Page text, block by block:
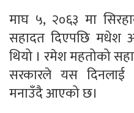
माघ ५, २०६३ मा
सहादत दिएपछि मधेश
थियो । रमेश महतोको
सरकारले यस दिनलाई
मनाउँदै आएको छ।